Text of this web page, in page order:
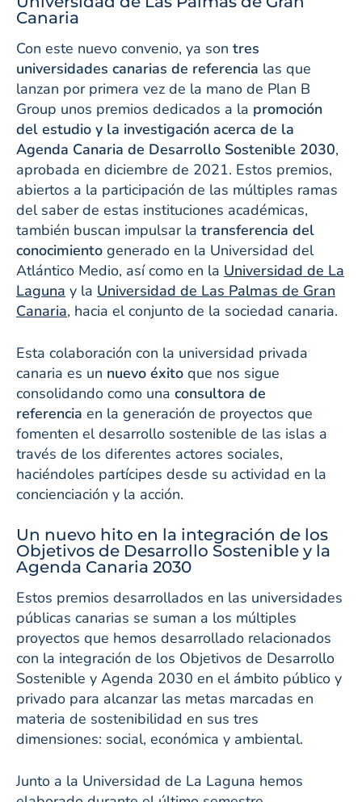
Canaria
Con este nuevo convenio, ya son tres
universidades canarias de referencia las que
lanzan por primera vez de la mano de Plan B
Group unos premios dedicados a la promoción
del estudio y la investigación acerca de la
Agenda Canaria de Desarrollo Sostenible 2030,
aprobada en diciembre de 2021. Estos premios,
abiertos a la participación de las múltiples ramas
del saber de estas instituciones académicas,
también buscan impulsar la transferencia del
conocimiento generado en la Universidad del
Atlántico Medio, así como en la Universidad de La
Laguna y la Universidad de Las Palmas de Gran
Canaria, hacia el conjunto de la sociedad canaria.
Esta colaboración con la universidad privada
canaria es un nuevo éxito que nos sigue
consolidando como una consultora de
referencia en la generación de proyectos que
fomenten el desarrollo sostenible de las islas a
través de los diferentes actores sociales,
haciéndoles partícipes desde su actividad en la
concienciación y la acción.
Un nuevo hito en la integración de los
Objetivos de Desarrollo Sostenible y la
Agenda Canaria 2030
Estos premios desarrollados en las universidades
públicas canarias se suman a los múltiples
proyectos que hemos desarrollado relacionados
con la integración de los Objetivos de Desarrollo
Sostenible y Agenda 2030 en el ámbito público y
privado para alcanzar las metas marcadas en
materia de sostenibilidad en sus tres
dimensiones: social, económica y ambiental.
Junto a la Universidad de La Laguna hemos